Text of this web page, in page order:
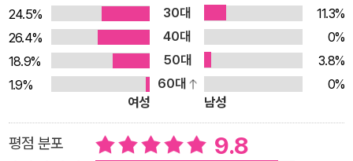
24.5%
30대
11.3%
26.4%
40대
0%
18.9%
50대
3.8%
1.9%
60대
0%
여성
남성
평점 분포 9.8